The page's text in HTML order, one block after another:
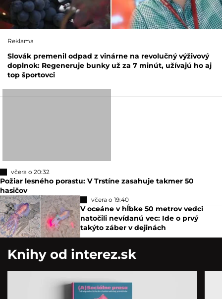
Reklama
Slovák premenil odpad z vinárne na revolučný výživový
doplnok: Regeneruje bunky už za 7 minút, užívajú ho aj
top športovci
včera o 20:32
Požiar lesného porastu: V Trstíne zasahuje takmer 50
hasičov
včera o 19:40
V oceáne v hĺbke 50 metrov vedci
natočili nevídanú vec: Ide o prvý
takýto záber v dejinách
Knihy od interez.sk